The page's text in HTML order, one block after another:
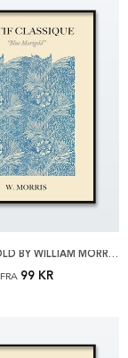
BLUE MARIGOLD BY WILLIAM MORRIS PLAKAT
FRA 99 KR